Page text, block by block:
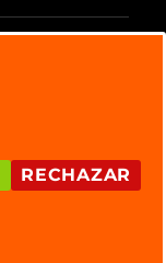
RECHAZAR